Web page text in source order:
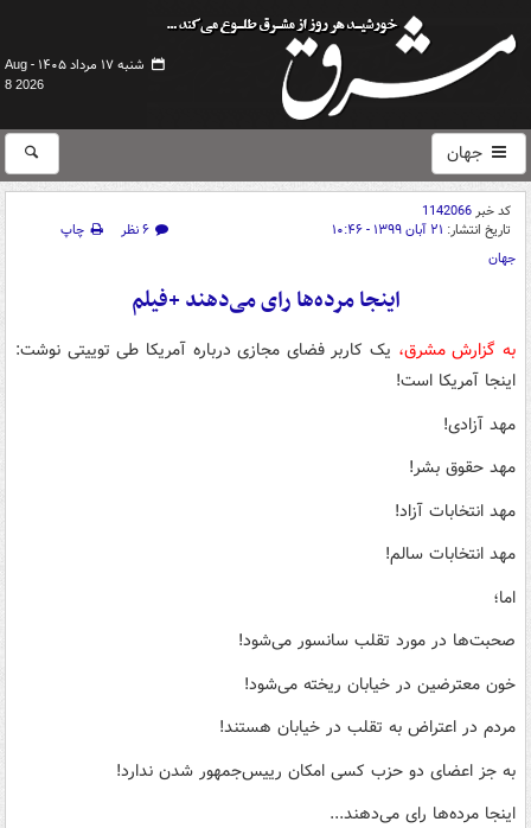
شنبه ۱۷ مرداد ۱۴۰۵ -
Aug
8 2026
جهان
کد خبر1142066
تاریخ انتشار: ۲۱ آبان ۱۳۹۹ - ۱۰:۴۶ ۶ نظر
چاپ
جهان
اینجا مرده‌ها رای می‌دهند +فیلم
به گزارش مشرق، یک کاربر فضای مجازی درباره آمریکا طی توییتی نوشت:
اینجا آمریکا است!
مهد آزادی!
مهد حقوق بشر!
مهد انتخابات آزاد!
مهد انتخابات سالم!
اما؛
صحبت‌ها در مورد تقلب سانسور می‌شود!
خون معترضین در خیابان ریخته می‌شود!
مردم در اعتراض به تقلب در خیابان هستند!
به جز اعضای دو حزب کسی امکان رییس‌جمهور شدن ندارد!
اینجا مرده‌ها رای می‌دهند...